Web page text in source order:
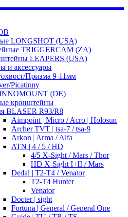
LONGSHOT (USA)
TRIGGERCAM (ZA)
LEAPERS (USA)
и аксессуары
Призма 9-11мм
Picatinny
(DE)
кронштейны
BLASER R93/R8
Aimpoint | Micro / Acro | Holosun
Archer TVT | tsa-7 / tsa-9
Arkon | Arma / Alfa
ATN | 4 / 5 / HD
4/5 X-Sight / Mars / Thor
HD X-Sight I+II / Mars
Dedal | T2-T4 / Venator
T2-T4 Hunter
Venator
Docter | sight
Fortuna | General / General One